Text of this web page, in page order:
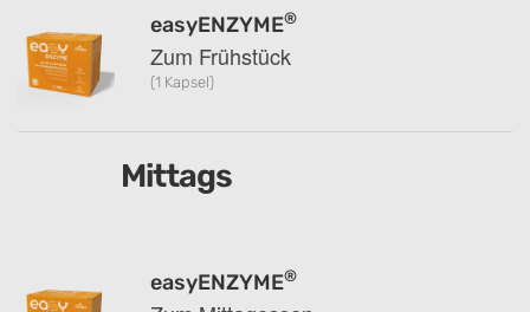
easyENZYME®
Zum Frühstück
(1 Kapsel)
Mittags
easyENZYME®